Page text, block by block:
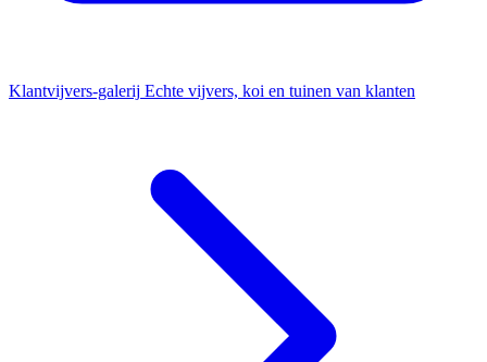
Klantvijvers-galerij Echte vijvers, koi en tuinen van klanten